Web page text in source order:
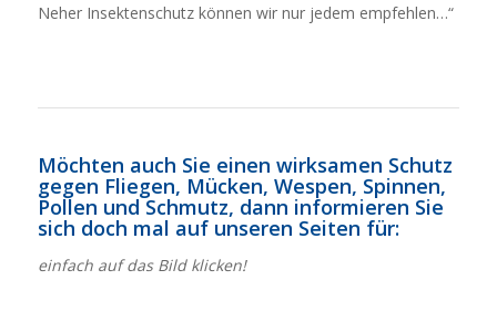
Neher Insektenschutz können wir nur jedem empfehlen…“
Möchten auch Sie einen wirksamen Schutz
gegen Fliegen, Mücken, Wespen, Spinnen,
Pollen und Schmutz, dann informieren Sie
sich doch mal auf unseren Seiten für:
einfach auf das Bild klicken!